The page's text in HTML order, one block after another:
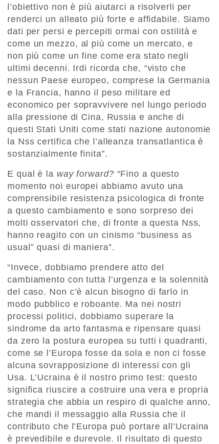
l’obiettivo non è più aiutarci a risolverli per
renderci un alleato più forte e affidabile. Siamo
dati per persi e percepiti ormai con ostilità e
come un mezzo, al più come un mercato,e
non più come un fine come era stato negli
ultimi decenni. Irdi ricorda che, “visto che
nessun Paese europeo, comprese la Germania
e la Francia, hanno il peso militare ed
economico per sopravvivere nel lungo periodo
alla pressione di Cina, Russia e anchedi
questi Stati Uniti come stati nazione autonomie
la Nsscertificache l’alleanza transatlantica è
sostanzialmente finita”.
E qual è la way forward? “Fino a questo
momento noi europei abbiamo avuto una
comprensibile resistenza psicologica di fronte
a questo cambiamento e sono sorpreso dei
molti osservatori che, di fronte a questa Nss,
hanno reagito con un cinismo “businessas
usual” quasi di maniera”.
“Invece, dobbiamo prendere atto del
cambiamento con tutta l’urgenza e la solennità
del caso. Non c’è alcun bisogno di farlo in
modo pubblico e roboante. Ma nei nostri
processi politici, dobbiamo superare la
sindrome da arto fantasma e ripensare quasi
da zero la postura europea su tutti i quadranti,
come se l’Europa fosse da sola e non ci fosse
alcuna sovrapposizione di interessi con gli
Usa. L’Ucraina è il nostro primo test: questo
significa riuscire a costruire una vera e propria
strategia che abbia un respiro di qualche anno,
che mandi il messaggio alla Russia che il
contributo che l’Europa può portareall’Ucraina
è prevedibile e durevole. Il risultato di questo